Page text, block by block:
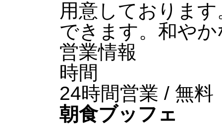
用意しておりま
できます。和や
営業情報
時間
24時間営業 / 無
朝食ブッフェ